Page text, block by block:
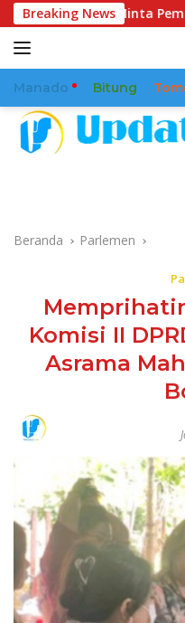
Langsung
ke
konten
Breaking News
Minta Pemerintah Beri
Manado Bitung
Beranda Parlemen
Komisi II
Asrama